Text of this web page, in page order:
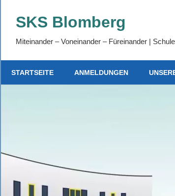
InhaltSKS Blomberg
Miteinander – Voneinander – Füreinander |
STARTSEITE ANMELDUNGEN